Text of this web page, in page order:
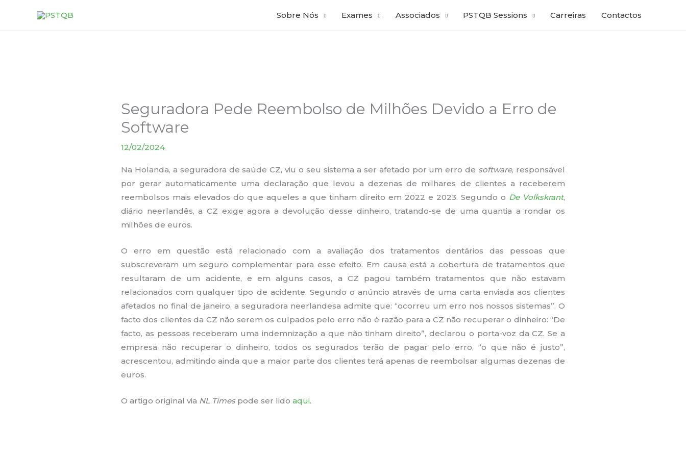
content
Sobre Nós Exames Associados PSTQB Sessions Carreiras Contactos
Seguradora Pede Reembolso de Milhões Devido a Erro de
Software
12/02/2024
Na Holanda, a seguradora de saúde CZ, viu o seu sistema a ser afetado por um erro de software, responsável
por gerar automaticamente uma declaração que levou a dezenas de milhares de clientes a receberem
reembolsos mais elevados do que aqueles a que tinham direito em 2022 e 2023. Segundo o De Volkskrant,
diário neerlandês, a CZ exige agora a devolução desse dinheiro, tratando-se de uma quantia a rondar os
milhões de euros.
O erro em questão está relacionado com a avaliação dos tratamentos dentários das pessoas que
subscreveram um seguro complementar para esse efeito. Em causa está a cobertura de tratamentos que
resultaram de um acidente, e em alguns casos, a CZ pagou também tratamentos que não estavam
relacionados com qualquer tipo de acidente. Segundo o anúncio através de uma carta enviada aos clientes
afetados no final de janeiro, a seguradora neerlandesa admite que: “ocorreu um erro nos nossos sistemas”. O
facto dos clientes da CZ não serem os culpados pelo erro não é razão para a CZ não recuperar o dinheiro: “De
facto, as pessoas receberam uma indemnização a que não tinham direito”, declarou o porta-voz da CZ. Se a
empresa não recuperar o dinheiro, todos os segurados terão de pagar pelo erro, “o que não é justo”,
acrescentou, admitindo ainda que a maior parte dos clientes terá apenas de reembolsar algumas dezenas de
euros.
O artigo original via NL Times pode ser lido aqui.